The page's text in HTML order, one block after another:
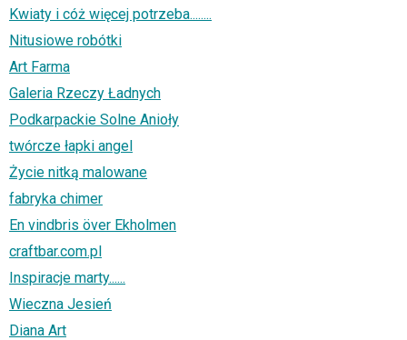
Kwiaty i cóż więcej potrzeba........
Nitusiowe robótki
Art Farma
Galeria Rzeczy Ładnych
Podkarpackie Solne Anioły
twórcze łapki angel
Życie nitką malowane
fabryka chimer
En vindbris över Ekholmen
craftbar.com.pl
Inspiracje marty......
Wieczna Jesień
Diana Art